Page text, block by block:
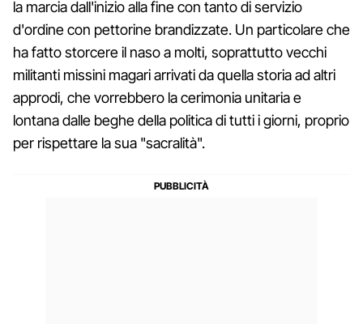
la marcia dall'inizio alla fine con tanto di servizio
d'ordine con pettorine brandizzate. Un particolare che
ha fatto storcere il naso a molti, soprattutto vecchi
militanti missini magari arrivati da quella storia ad altri
approdi, che vorrebbero la cerimonia unitaria e
lontana dalle beghe della politica di tutti i giorni, proprio
per rispettare la sua "sacralità".